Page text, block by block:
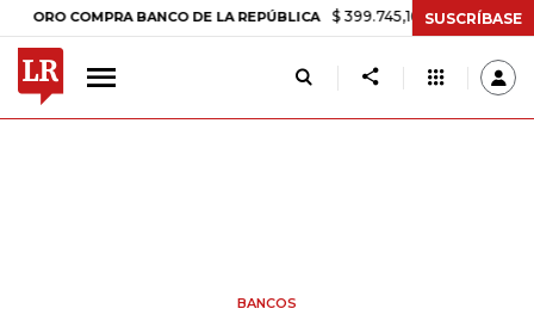
COMPRA BANCO DE LA REPÚBLICA $ 399.745,16 +$ 2.295,71 +0,58%
SUSCRÍBASE
BANCOS